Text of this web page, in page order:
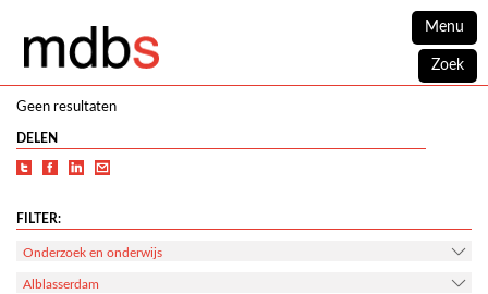
Menu
Zoek
Geen resultaten
DELEN
FILTER:
Onderzoek en onderwijs
Alblasserdam